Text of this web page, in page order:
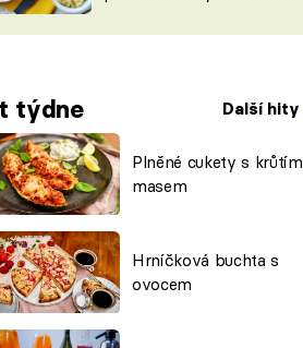
týdne Další hity
Plněné cukety s krůtím
masem
Hrníčková buchta s
ovocem